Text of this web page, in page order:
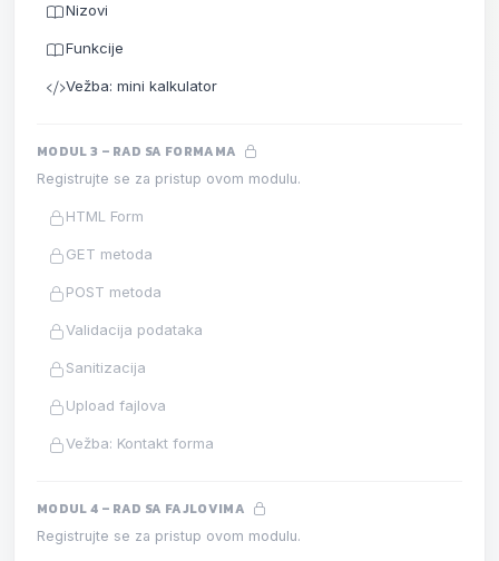
Nizovi
Funkcije
Vežba: mini kalkulator
MODUL 3 – RAD SA FORMAMA
Registrujte se za pristup ovom modulu.
HTML Form
GET metoda
POST metoda
Validacija podataka
Sanitizacija
Upload fajlova
Vežba: Kontakt forma
MODUL 4 – RAD SA FAJLOVIMA
Registrujte se za pristup ovom modulu.